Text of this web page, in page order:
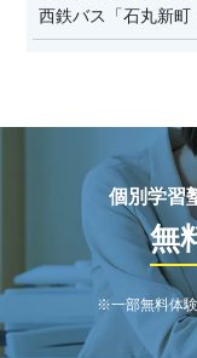
西鉄バス「石丸新町
個別学習
無
※一部無料体験